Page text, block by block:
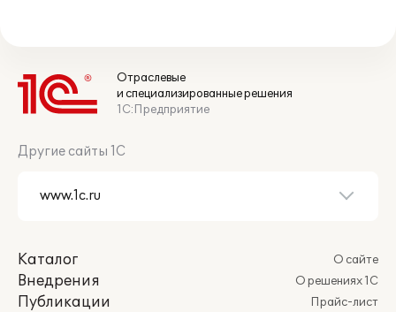
Отраслевые
и специализированные решения
1С:Предприятие
Другие сайты 1С
Каталог
Внедрения
Публикации
О сайте
О решениях 1С
Прайс-лист